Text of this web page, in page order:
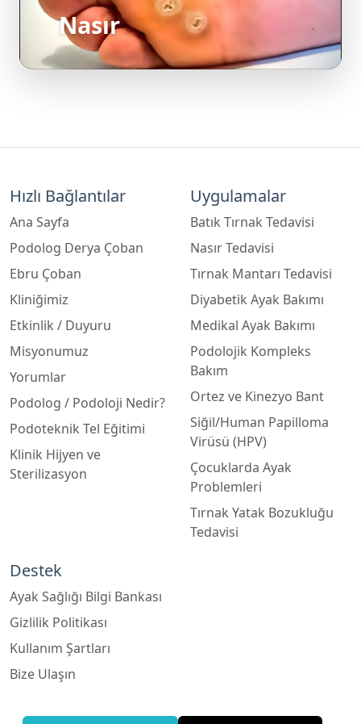
Nasır
Hızlı Bağlantılar
Ana Sayfa
Podolog Derya Çoban
Ebru Çoban
Kliniğimiz
Etkinlik / Duyuru
Misyonumuz
Yorumlar
Podolog / Podoloji Nedir?
Podoteknik Tel Eğitimi
Klinik Hijyen ve
Sterilizasyon
Uygulamalar
Batık Tırnak Tedavisi
Nasır Tedavisi
Tırnak Mantarı Tedavisi
Diyabetik Ayak Bakımı
Medikal Ayak Bakımı
Podolojik Kompleks
Bakım
Ortez ve Kinezyo Bant
Siğil/Human Papilloma
Virüsü (HPV)
Çocuklarda Ayak
Problemleri
Tırnak Yatak Bozukluğu
Tedavisi
Destek
Ayak Sağlığı Bilgi Bankası
Gizlilik Politikası
Kullanım Şartları
Bize Ulaşın